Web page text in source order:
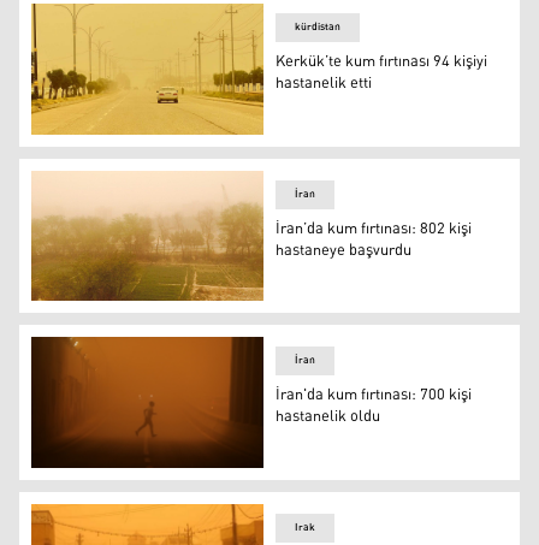
Kerkük’te kum fırtınası 94 kişiyi hastanelik etti
kürdistan
Kerkük’te kum fırtınası 94 kişiyi
hastanelik etti
FOTO-AA
İran
İran’da kum fırtınası: 802 kişi
hastaneye başvurdu
iran
İran
İran'da kum fırtınası: 700 kişi
hastanelik oldu
Irak